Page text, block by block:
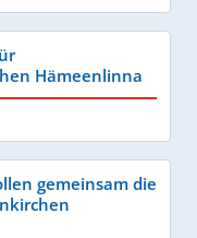
Hämeenlinna
gemeinsam die